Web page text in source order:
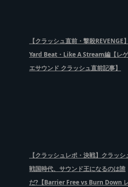
【クラッシュ直前・撃殺REVENGE】
Yard Beat・Like A Stream編【レゲ
エサウンド クラッシュ直前記事】
【クラッシュレポ・決戦】クラッシ
戦国時代、サウンド王になるのは誰
だ?【Barrier Free vs Burn Down